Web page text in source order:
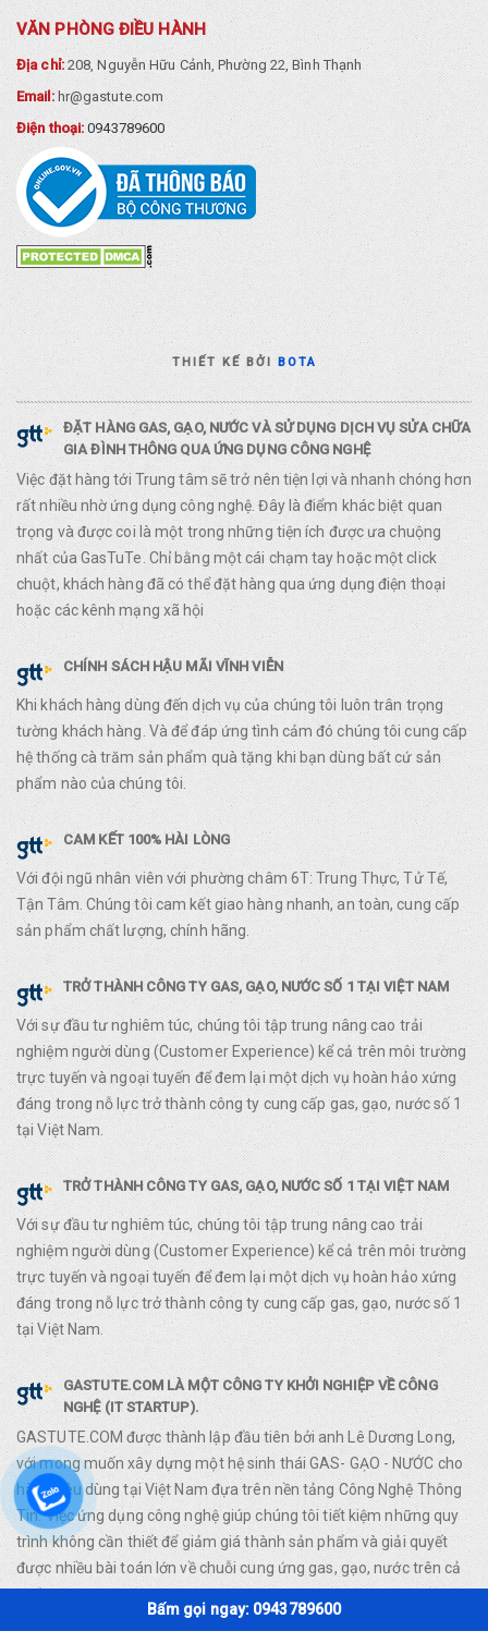
VĂN PHÒNG ĐIỀU HÀNH
Địa chỉ:208, Nguyễn Hữu Cảnh, Phường 22, Bình Thạnh
Email:hr@gastute.com
Điện thoại:0943789600
THIẾT KẾ BỞIBOTA
ĐẶT HÀNG GAS, GẠO, NƯỚC VÀ SỬ DỤNG DỊCH VỤ SỬA CHỮA
GIA ĐÌNH THÔNG QUA ỨNG DỤNG CÔNG NGHỆ
Việc đặt hàng tới Trung tâm sẽ trở nên tiện lợi và nhanh chóng hơn
rất nhiều nhờ ứng dụng công nghệ. Đây là điểm khác biệt quan
trọng và được coi là một trong những tiện ích được ưa chuộng
nhất của GasTuTe. Chỉ bằng một cái chạm tay hoặc một click
chuột, khách hàng đã có thể đặt hàng qua ứng dụng điện thoại
hoặc các kênh mạng xã hội
CHÍNH SÁCH HẬU MÃI VĨNH VIỄN
Khi khách hàng dùng đến dịch vụ của chúng tôi luôn trân trọng
tường khách hàng. Và để đáp ứng tình cảm đó chúng tôi cung cấp
hệ thống cà trăm sản phẩm quà tặng khi bạn dùng bất cứ sản
phẩm nào của chúng tôi.
CAM KẾT 100% HÀI LÒNG
Với đội ngũ nhân viên với phường châm 6T: Trung Thực, Tử Tế,
Tận Tâm. Chúng tôi cam kết giao hàng nhanh, an toàn, cung cấp
sản phẩm chất lượng, chính hãng.
TRỞ THÀNH CÔNG TY GAS, GẠO, NƯỚC SỐ 1 TẠI VIỆT NAM
Với sự đầu tư nghiêm túc, chúng tôi tập trung nâng cao trải
nghiệm người dùng (Customer Experience) kể cả trên môi trường
trực tuyến và ngoại tuyến để đem lại một dịch vụ hoàn hảo xứng
đáng trong nỗ lực trở thành công ty cung cấp gas, gạo, nước số 1
tại Việt Nam.
TRỞ THÀNH CÔNG TY GAS, GẠO, NƯỚC SỐ 1 TẠI VIỆT NAM
Với sự đầu tư nghiêm túc, chúng tôi tập trung nâng cao trải
nghiệm người dùng (Customer Experience) kể cả trên môi trường
trực tuyến và ngoại tuyến để đem lại một dịch vụ hoàn hảo xứng
đáng trong nỗ lực trở thành công ty cung cấp gas, gạo, nước số 1
tại Việt Nam.
GASTUTE.COM LÀ MỘT CÔNG TY KHỞI NGHIỆP VỀ CÔNG
NGHỆ (IT STARTUP).
GASTUTE.COM được thành lập đầu tiên bởi anh Lê Dương Long,
với mong muốn xây dựng một hệ sinh thái GAS- GẠO - NƯỚC cho
hàng tiêu dùng tại Việt Nam đựa trên nền tảng Công Nghệ Thông
Tin. Việc ứng dụng công nghệ giúp chúng tôi tiết kiệm những quy
trình không cần thiết để giảm giá thành sản phẩm và giải quyết
được nhiều bài toán lớn về chuỗi cung ứng gas, gạo, nước trên cả
nước.
Bấm gọi ngay: 0943789600